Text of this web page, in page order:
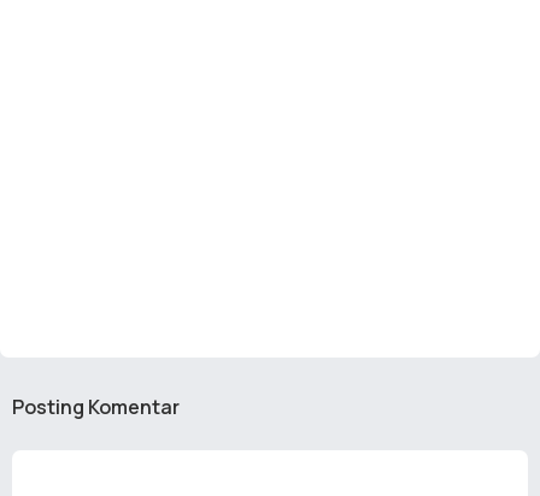
Posting Komentar